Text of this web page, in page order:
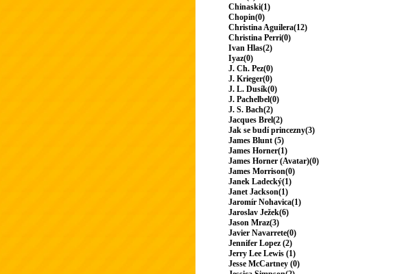
Chinaski(1)
Chopin(0)
Christina Aguilera(12)
Christina Perri(0)
Ivan Hlas(2)
Iyaz(0)
J. Ch. Pez(0)
J. Krieger(0)
J. L. Dusík(0)
J. Pachelbel(0)
J. S. Bach(2)
Jacques Brel(2)
Jak se budí princezny(3)
James Blunt (5)
James Horner(1)
James Horner (Avatar)(0)
James Morrison(0)
Janek Ladecký(1)
Janet Jackson(1)
Jaromír Nohavica(1)
Jaroslav Ježek(6)
Jason Mraz(3)
Javier Navarrete(0)
Jennifer Lopez (2)
Jerry Lee Lewis (1)
Jesse McCartney (0)